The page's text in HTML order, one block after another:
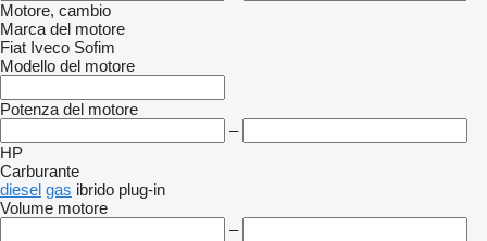
Motore, cambio
Marca del motore
Fiat Iveco Sofim
Modello del motore
Potenza del motore
–
HP
Carburante
diesel gas ibrido plug-in
Volume motore
–